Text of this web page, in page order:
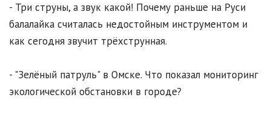
- Три струны, а звук какой! Почему раньше на Руси
балалайка считалась недостойным инструментом и
как сегодня звучит трёхструнная.
- "Зелёный патруль" в Омске. Что показал мониторинг
экологической обстановки в городе?